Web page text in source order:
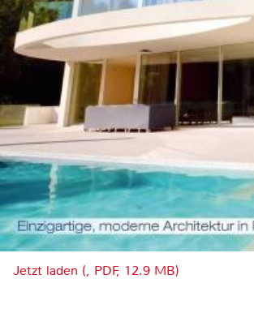
Jetzt laden (, PDF, 12.9 MB)